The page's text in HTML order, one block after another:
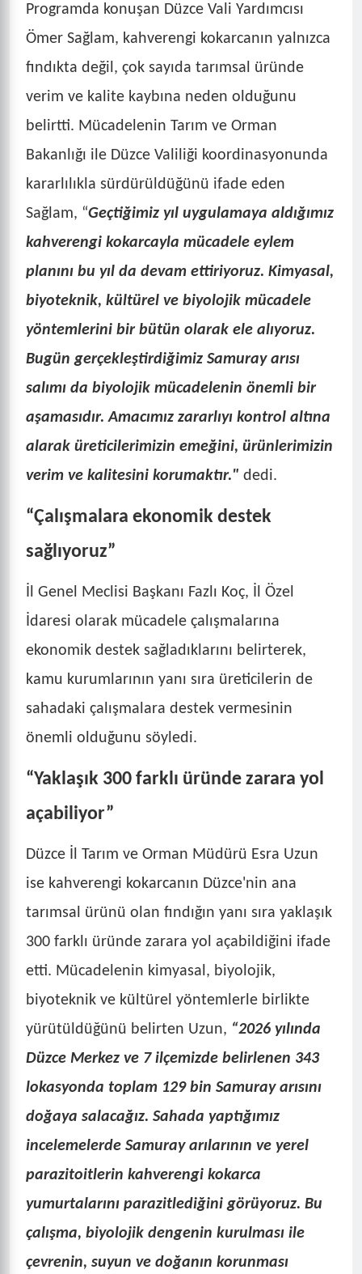
Programda konuşan Düzce Vali Yardımcısı
Ömer Sağlam, kahverengi kokarcanın yalnızca
fındıkta değil, çok sayıda tarımsal üründe
verim ve kalite kaybına neden olduğunu
belirtti. Mücadelenin Tarım ve Orman
Bakanlığı ile Düzce Valiliği koordinasyonunda
kararlılıkla sürdürüldüğünü ifade eden
Sağlam, “Geçtiğimiz yıl uygulamaya aldığımız
kahverengi kokarcayla mücadele eylem
planını bu yıl da devam ettiriyoruz. Kimyasal,
biyoteknik, kültürel ve biyolojik mücadele
yöntemlerini bir bütün olarak ele alıyoruz.
Bugün gerçekleştirdiğimiz Samuray arısı
salımı da biyolojik mücadelenin önemli bir
aşamasıdır. Amacımız zararlıyı kontrol altına
alarak üreticilerimizin emeğini, ürünlerimizin
verim ve kalitesini korumaktır." dedi.
“Çalışmalara ekonomik destek
sağlıyoruz”
İl Genel Meclisi Başkanı Fazlı Koç, İl Özel
İdaresi olarak mücadele çalışmalarına
ekonomik destek sağladıklarını belirterek,
kamu kurumlarının yanı sıra üreticilerin de
sahadaki çalışmalara destek vermesinin
önemli olduğunu söyledi.
“Yaklaşık 300 farklı üründe zarara yol
açabiliyor”
Düzce İl Tarım ve Orman Müdürü Esra Uzun
ise kahverengi kokarcanın Düzce'nin ana
tarımsal ürünü olan fındığın yanı sıra yaklaşık
300 farklı üründe zarara yol açabildiğini ifade
etti. Mücadelenin kimyasal, biyolojik,
biyoteknik ve kültürel yöntemlerle birlikte
yürütüldüğünü belirten Uzun, “2026 yılında
Düzce Merkez ve 7 ilçemizde belirlenen 343
lokasyonda toplam 129 bin Samuray arısını
doğaya salacağız. Sahada yaptığımız
incelemelerde Samuray arılarının ve yerel
parazitoitlerin kahverengi kokarca
yumurtalarını parazitlediğini görüyoruz. Bu
çalışma, biyolojik dengenin kurulması ile
çevrenin, suyun ve doğanın korunması